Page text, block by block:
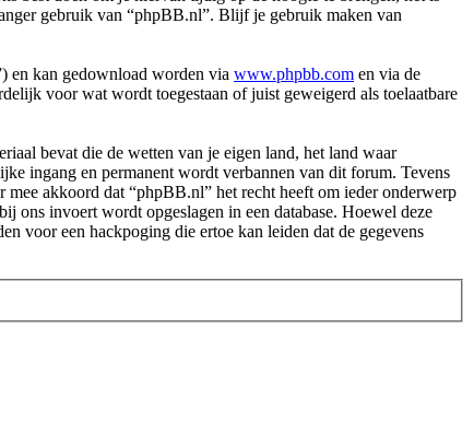
gebruik van “phpBB.nl”. Blijf je gebruik maken van
en kan gedownload worden via www.phpbb.com en via de
voor wat wordt toegestaan of juist geweigerd als toelaatbare
bevat die de wetten van je eigen land, het land waar
ingang en permanent wordt verbannen van dit forum. Tevens
akkoord dat “phpBB.nl” het recht heeft om ieder onderwerp
ons invoert wordt opgeslagen in een database. Hoewel deze
voor een hackpoging die ertoe kan leiden dat de gegevens